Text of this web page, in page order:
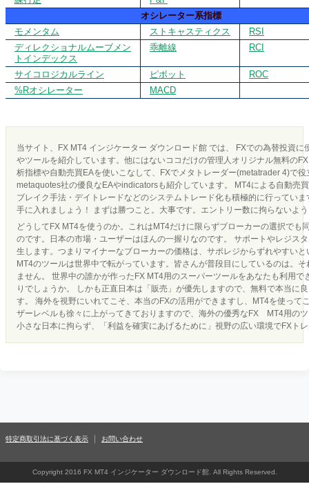
オシレーター系指標
モメンタム
ストキャスティクス
RSI
ディレクショナルムーブメン
トインデックス
乖離線 RCI
サイコロジカルライン ピボット
ROC
%Rオシレーター
MACD
当サイト、FX MT4 インジケーター ダウンロード館 では、 FXでの為替投資
やツールを紹介しています。他にはないココだけの管理人オリジナル無料の
析指標や自動売買EAを使いこなして、FXでメタトレーダー(metatrader 4)で
metaquotes社の優良なEAやindicatorsも紹介しています。 MT4による自動売
ブレイク手法・デイトレードなどのシステムトレード化も積極的に行ってい
手に入れましょう！ まずは勝つこと。大事です。エントリー数に拘らないよ
どうしてFX MT4を使うのか。これはMT4だけに限らずブローカーの選択でも
のです。日本の市場・ユーザーはほんの一握りなのです。 サポートやレジス
生します。つまりマイナーなブローカーの価格は、サポレジからずれやすい
MT4のツールは世界中で転がっています。皆さんが普段目にしているのは。
ません。 世界中の誰かが作ったFX MT4用のスーパーツールをあなたも利用
りでしょうか。 しかも正直日本は「販売」が優先しますので、無料で本当に
す。 海外を視野にいれてこそ、本当のFXの活用ができますし、MT4を使って
ザーレベルも徐々に上がってきておりますので、海外の優秀なFX MT4用の
小さな日本に拘らず、「利益を確実にあげるために」視野の広い環境でFXト
特定商取引法に基づく表示 お問い合わせ
Copyright 2016 FX MT4 インジケーター ダウンロード館. All Rights Reserved.